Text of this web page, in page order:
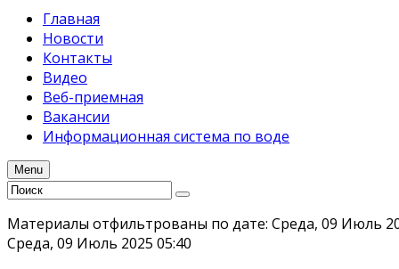
Главная
Новости
Контакты
Видео
Веб-приемная
Вакансии
Информационная система по воде
Menu
Материалы отфильтрованы по дате: Среда, 09 Июль
Среда, 09 Июль 2025 05:40